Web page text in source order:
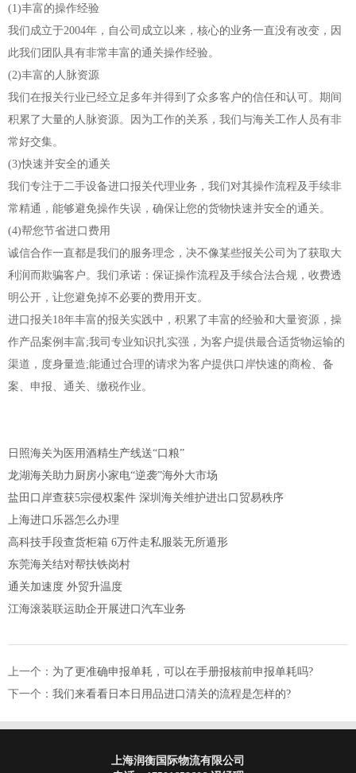
(1)丰富的操作经验
我们成立于2004年，自公司成立以来，核心的业务一直没有改变，因
此我们团队具有非常丰富的通关操作经验。
(2)丰富的人脉资源
我们在报关行业已经立足多年并得到了众多客户的信任和认可。期间
积累了大量的人脉资源。因为工作的关系，我们与海关工作人员有非
常好交集。
(3)快速并安全的通关
我们专注于二手设备进口报关代理业务，我们对其操作流程及手续非
常精通，能够避免操作失误，确保让您的货物快速并安全的通关。
(4)帮您节省进口费用
诚信合作一直都是我们的服务理念，决不像某些报关公司为了获取大
利润而欺骗客户。我们承诺：保证操作流程及手续合法合规，收费透
明公开，让您避免掉不必要的费用开支。
进口报关18年丰富的报关实践中，积累了丰富的经验和大量资源，操
作产品案例丰富;我司专业知识扎实强，为客户提供最合适货物运输的
渠道，度身量造;能通过合理的请求为客户提供口岸快速的商检、备
案、申报、通关、缴税作业。
日照海关为医用酒精生产线送“口粮”
龙湖海关助力厨房小家电“逆袭”海外大市场
盐田口岸查获5宗侵权案件 深圳海关维护进出口贸易秩序
上海进口乐器怎么办理
高科技手段查货柜箱 6万件走私服装无所遁形
东莞海关结对帮扶铁岗村
通关加速度 外贸升温度
江海滚装联运助企开展进口汽车业务
上一个： 为了更准确申报单耗，可以在手册报核前申报单耗吗?
下一个： 我们来看看日本日用品进口清关的流程是怎样的?
上海润衡国际物流有限公司